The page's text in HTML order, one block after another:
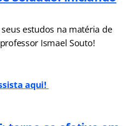
estudos na matéria de
Ismael Souto!
aqui!